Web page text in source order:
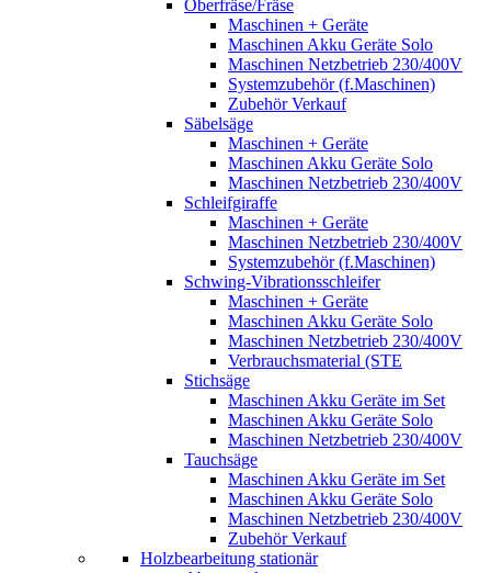
Oberfräse/Fräse
Maschinen + Geräte
Maschinen Akku Geräte Solo
Maschinen Netzbetrieb 230/400V
Systemzubehör (f.Maschinen)
Zubehör Verkauf
Säbelsäge
Maschinen + Geräte
Maschinen Akku Geräte Solo
Maschinen Netzbetrieb 230/400V
Schleifgiraffe
Maschinen + Geräte
Maschinen Netzbetrieb 230/400V
Systemzubehör (f.Maschinen)
Schwing-Vibrationsschleifer
Maschinen + Geräte
Maschinen Akku Geräte Solo
Maschinen Netzbetrieb 230/400V
Verbrauchsmaterial (STE
Stichsäge
Maschinen Akku Geräte im Set
Maschinen Akku Geräte Solo
Maschinen Netzbetrieb 230/400V
Tauchsäge
Maschinen Akku Geräte im Set
Maschinen Akku Geräte Solo
Maschinen Netzbetrieb 230/400V
Zubehör Verkauf
Holzbearbeitung stationär